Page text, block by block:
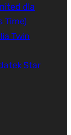
dla
Time)
Twin
Star